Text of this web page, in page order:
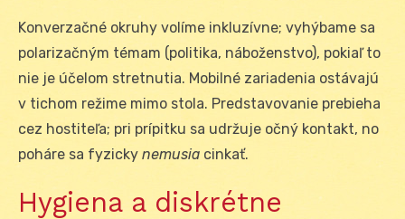
Konverzačné okruhy volíme inkluzívne; vyhýbame sa
polarizačným témam (politika, náboženstvo), pokiaľ to
nie je účelom stretnutia. Mobilné zariadenia ostávajú
v tichom režime mimo stola. Predstavovanie prebieha
cez hostiteľa; pri prípitku sa udržuje očný kontakt, no
poháre sa fyzicky nemusia cinkať.
Hygiena a diskrétne